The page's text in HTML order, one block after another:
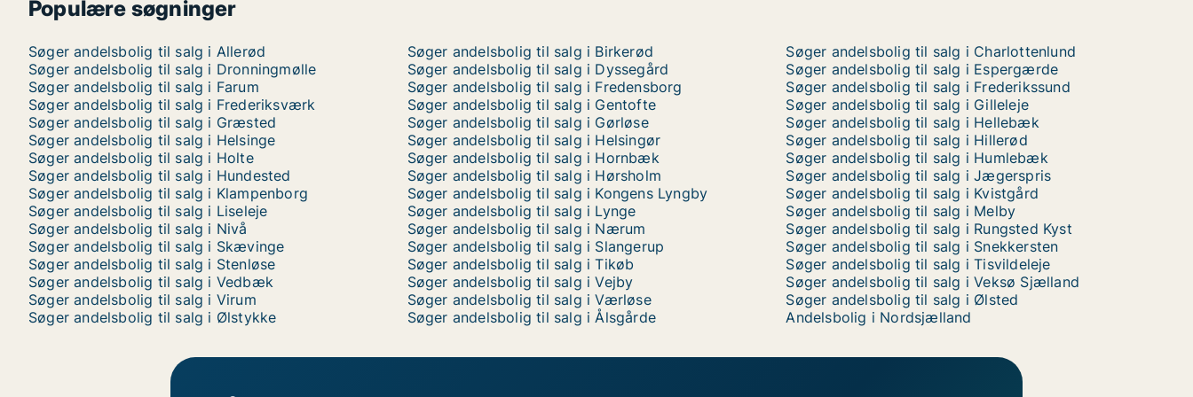
Populære søgninger
Søger andelsbolig til salg i Allerød Søger andelsbolig til salg i Birkerød
Søger andelsbolig til salg i Charlottenlund
Søger andelsbolig til salg i Dronningmølle
Søger andelsbolig til salg i Dyssegård
Søger andelsbolig til salg i Espergærde
Søger andelsbolig til salg i Farum
Søger andelsbolig til salg i Fredensborg
Søger andelsbolig til salg i Frederikssund
Søger andelsbolig til salg i Frederiksværk
Søger andelsbolig til salg i Gentofte
Søger andelsbolig til salg i Gilleleje
Søger andelsbolig til salg i Græsted
Søger andelsbolig til salg i Gørløse
Søger andelsbolig til salg i Hellebæk
Søger andelsbolig til salg i Helsinge
Søger andelsbolig til salg i Helsingør
Søger andelsbolig til salg i Hillerød
Søger andelsbolig til salg i Holte
Søger andelsbolig til salg i Hornbæk
Søger andelsbolig til salg i Humlebæk
Søger andelsbolig til salg i Hundested
Søger andelsbolig til salg i Hørsholm
Søger andelsbolig til salg i Jægerspris
Søger andelsbolig til salg i Klampenborg
Søger andelsbolig til salg i Kongens Lyngby
Søger andelsbolig til salg i Kvistgård
Søger andelsbolig til salg i Liseleje
Søger andelsbolig til salg i Lynge
Søger andelsbolig til salg i Melby
Søger andelsbolig til salg i Nivå
Søger andelsbolig til salg i Nærum
Søger andelsbolig til salg i Rungsted Kyst
Søger andelsbolig til salg i Skævinge
Søger andelsbolig til salg i Slangerup
Søger andelsbolig til salg i Snekkersten
Søger andelsbolig til salg i Stenløse
Søger andelsbolig til salg i Tikøb
Søger andelsbolig til salg i Tisvildeleje
Søger andelsbolig til salg i Vedbæk
Søger andelsbolig til salg i Vejby
Søger andelsbolig til salg i Veksø Sjælland
Søger andelsbolig til salg i Virum
Søger andelsbolig til salg i Værløse
Søger andelsbolig til salg i Ølsted
Søger andelsbolig til salg i Ølstykke
Søger andelsbolig til salg i Ålsgårde Andelsbolig i Nordsjælland